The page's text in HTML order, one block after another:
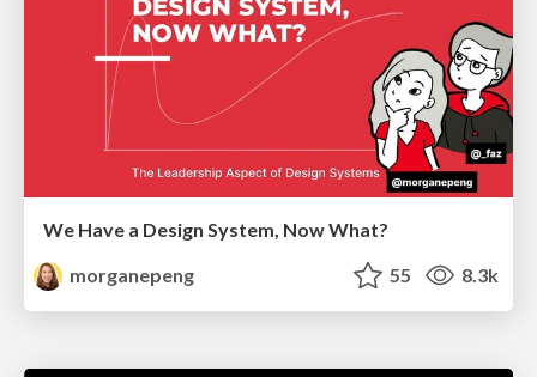
We Have a Design System, Now What?
morganepeng
55 8.3k